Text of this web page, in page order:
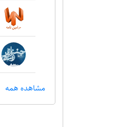
مشاهده همه